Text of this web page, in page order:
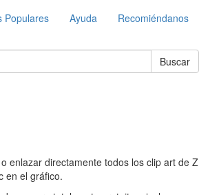
Populares Ayuda Recomiéndanos
Buscar
enlazar directamente todos los clip art de Z
en el gráfico.